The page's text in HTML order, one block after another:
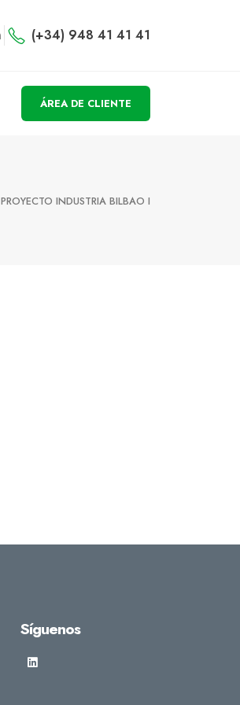
(+34) 948 41 41 41
ÁREA DE CLIENTE
PROYECTO INDUSTRIA BILBAO I
Síguenos